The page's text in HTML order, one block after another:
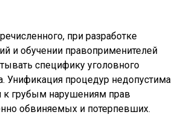
при разработке
и обучении правоприменителей
специфику уголовного
Унификация процедур недопустима
к грубым нарушениям прав
обвиняемых и потерпевших.